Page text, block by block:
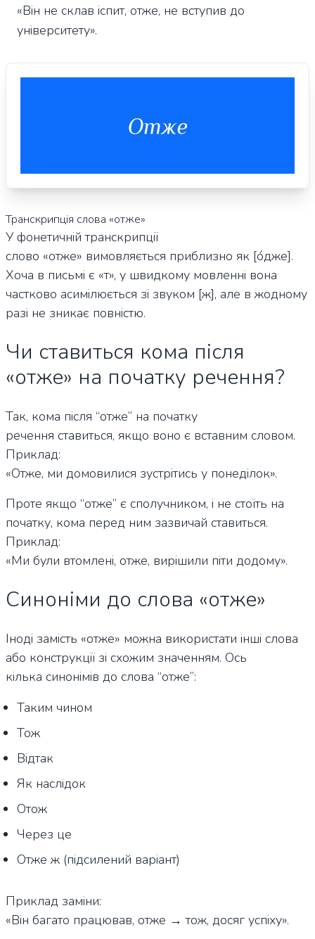
«Він не склав іспит, отже, не вступив до
університету».
Транскрипція слова «отже»
У фонетичній транскрипції
слово «отже» вимовляється приблизно як [о́джe].
Хоча в письмі є «т», у швидкому мовленні вона
частково асимілюється зі звуком [ж], але в жодному
разі не зникає повністю.
Чи ставиться кома після
«отже» на початку речення?
Так, кома після “отже” на початку
речення ставиться, якщо воно є вставним словом.
Приклад:
«Отже, ми домовилися зустрітись у понеділок».
Проте якщо “отже” є сполучником, і не стоїть на
початку, кома перед ним зазвичай ставиться.
Приклад:
«Ми були втомлені, отже, вирішили піти додому».
Синоніми до слова «отже»
Іноді замість «отже» можна використати інші слова
або конструкції зі схожим значенням. Ось
кілька синонімів до слова “отже”:
Таким чином
Тож
Відтак
Як наслідок
Отож
Через це
Отже ж (підсилений варіант)
Приклад заміни:
«Він багато працював, отже → тож, досяг успіху».